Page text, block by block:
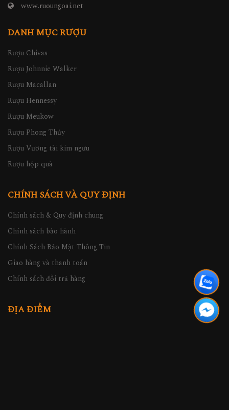
www.ruoungoai.net
DANH MỤC RƯỢU
Rượu Chivas
Rượu Johnnie Walker
Rượu Macallan
Rượu Hennessy
Rượu Meukow
Rượu Phong Thủy
Rượu Vương tài kim ngưu
Rượu hộp quà
CHÍNH SÁCH VÀ QUY ĐỊNH
Chính sách & Quy định chung
Chính sách bảo hành
Chính Sách Bảo Mật Thông Tin
Giao hàng và thanh toán
Chính sách đổi trả hàng
ĐỊA ĐIỂM